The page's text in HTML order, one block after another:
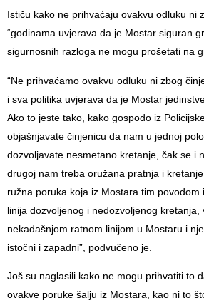
Ističu kako ne prihvaćaju ovakvu odluku ni
“godinama uvjerava da je Mostar siguran
sigurnosnih razloga ne mogu prošetati na
“Ne prihvaćamo ovakvu odluku ni zbog
i sva politika uvjerava da je Mostar
Ako to jeste tako, kako gospodo iz
objašnjavate činjenicu da nam u jednoj
dozvoljavate nesmetano kretanje, čak se i
drugoj nam treba oružana pratnja i
ružna poruka koja iz Mostara tim povodom
linija dozvoljenog i nedozvoljenog
nekadašnjom ratnom linijom u Mostaru i
istočni i zapadni”, podvučeno je.
Još su naglasili kako ne mogu prihvatiti to
ovakve poruke šalju iz Mostara, kao ni to